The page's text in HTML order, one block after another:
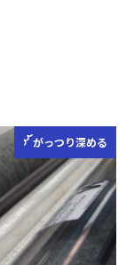
がっつり深める